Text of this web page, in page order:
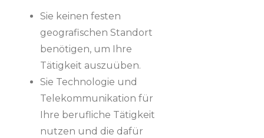
Sie keinen festen
geografischen Standort
benötigen, um Ihre
Tätigkeit auszuüben.
Sie Technologie und
Telekommunikation für
Ihre berufliche Tätigkeit
nutzen und die dafür